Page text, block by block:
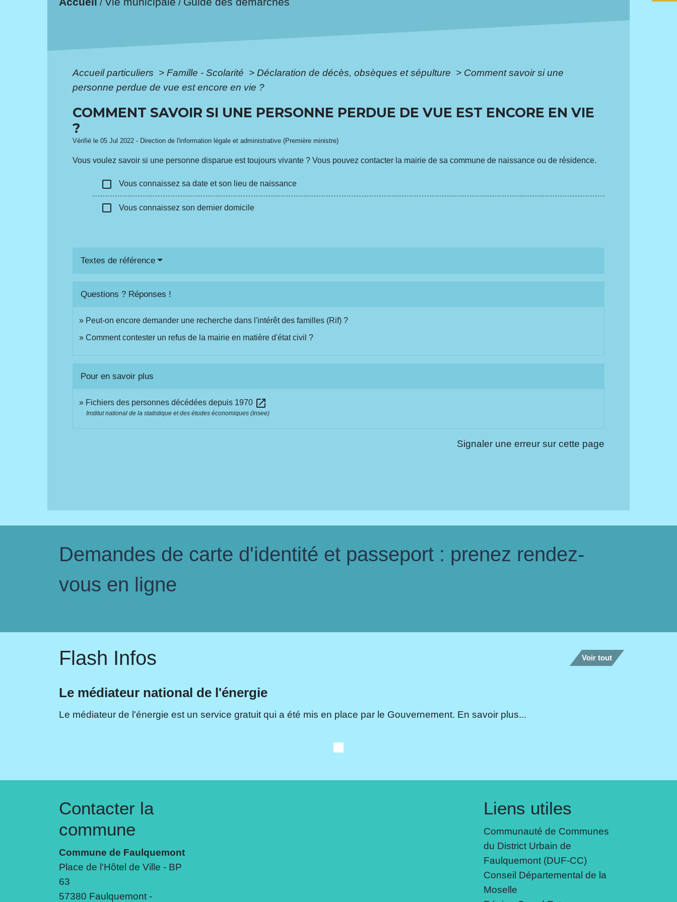
/ /
Accueil particuliers > Famille - Scolarité > Déclaration de décès, obsèques et sépulture > Comment savoir si une
personne perdue de vue est encore en vie ?
COMMENT SAVOIR SI UNE PERSONNE PERDUE DE VUE EST ENCORE EN VIE
?
Vérifié le 05 Jul 2022 - Direction de l'information légale et administrative (Première ministre)
Vous voulez savoir si une personne disparue est toujours vivante ? Vous pouvez contacter la mairie de sa commune de naissance ou de résidence.
check_box_outline_blank Vous connaissez sa date et son lieu de naissance
check_box_outline_blank Vous connaissez son dernier domicile
Textes de référence
Questions ? Réponses !
Peut-on encore demander une recherche dans l'intérêt des familles (Rif) ?
Comment contester un refus de la mairie en matière d'état civil ?
Pour en savoir plus
Fichiers des personnes décédées depuis 1970 open_in_new
Institut national de la statistique et des études économiques (Insee)
Signaler une erreur sur cette page
Demandes de carte d'identité et passeport : prenez rendez-
vous en ligne
Flash Infos Voir tout
Le médiateur national de l'énergie
Le médiateur de l'énergie est un service gratuit qui a été mis en place par le Gouvernement. En savoir plus...
Contacter la
commune
Commune de Faulquemont
Place de l'Hôtel de Ville - BP
63
57380 Faulquemont -
Liens utiles
Communauté de Communes
du District Urbain de
Faulquemont (DUF-CC)
Conseil Départemental de la
Moselle